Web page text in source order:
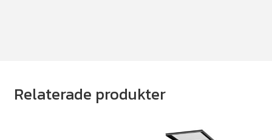
Relaterade produkter